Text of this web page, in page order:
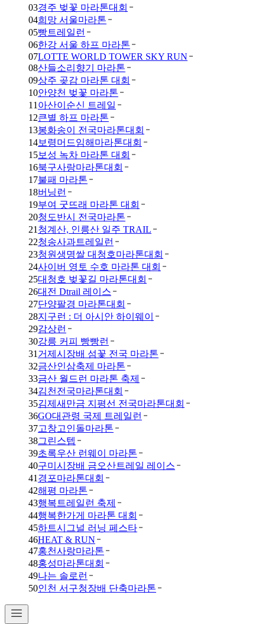
03경주 벚꽃 마라톤대회
04희망 서울마라톤
05빵트레일런
06한강 서울 하프 마라톤
07LOTTE WORLD TOWER SKY RUN
08산들소리향기 마라톤
09상주 곶감 마라톤 대회
10안양천 벚꽃 마라톤
11 아산이순신 트레일
12큰별 하프 마라톤
13봉화송이 전국마라톤대회
14보령머드임해마라톤대회
15보성 녹차 마라톤 대회
16북구사랑마라톤대회
17불패 마라톤
18버닝런
19부여 굿뜨래 마라톤 대회
20청도반시 전국마라톤
21 청계산, 인릉산 일주 TRAIL
22청송사과트레일런
23청원생명쌀 대청호마라톤대회
24사이버 영토 수호 마라톤 대회
25대청호 벚꽃길 마라톤대회
26대전 Dtrail 레이스
27단양팔경 마라톤대회
28지구런 : 더 아시안 하이웨이
29감상런
30강릉 커피 빵빵런
31 거제시장배 섬꽃 전국 마라톤
32금산인삼축제 마라톤
33금산 월드런 마라톤 축제
34김천전국마라톤대회
35김제새만금 지평선 전국마라톤대회
36GO대관령 국제 트레일런
37고창고인돌마라톤
38그린스텝
39초록우산 런웨이 마라톤
40구미시장배 금오산트레일 레이스
41 경포마라톤대회
42해평 마라톤
43행복트레일런 축제
44행복한가게 마라톤 대회
45하트시그널 러닝 페스타
46HEAT & RUN
47홍천사랑마라톤
48홍성마라톤대회
49나는 솔로런
50인천 서구청장배 단축마라톤